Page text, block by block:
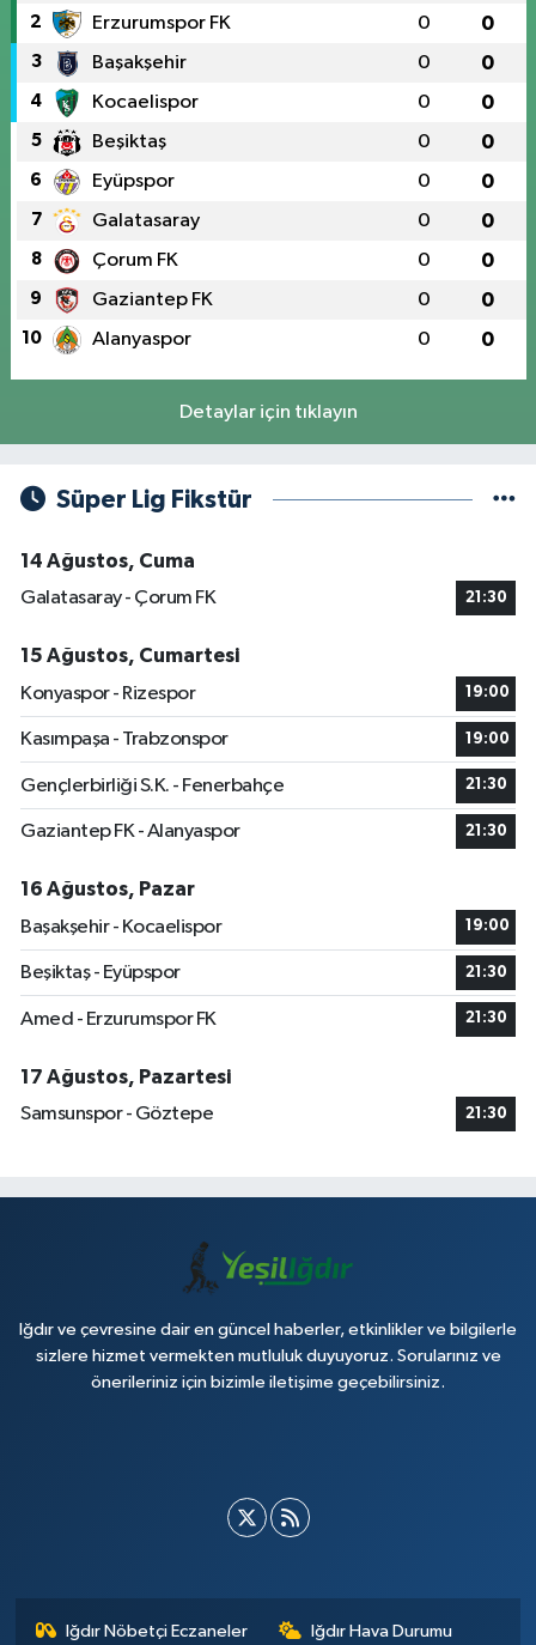
2 Erzurumspor FK 0 0
3 Başakşehir 0 0
4 Kocaelispor 0 0
5 Beşiktaş 0 0
6 Eyüpspor 0 0
7 Galatasaray 0 0
8 Çorum FK 0 0
9 Gaziantep FK 0 0
10 Alanyaspor 0 0
Detaylar için tıklayın
Süper Lig Fikstür
14 Ağustos, Cuma
Galatasaray - Çorum FK
21:30
15 Ağustos, Cumartesi
Konyaspor - Rizespor
19:00
Kasımpaşa - Trabzonspor 19:00
Gençlerbirliği S.K. - Fenerbahçe 21:30
Gaziantep FK - Alanyaspor 21:30
16 Ağustos, Pazar
Başakşehir - Kocaelispor
19:00
Beşiktaş - Eyüpspor 21:30
Amed - Erzurumspor FK 21:30
17 Ağustos, Pazartesi
Samsunspor - Göztepe
21:30
Iğdır ve çevresine dair en güncel haberler, etkinlikler ve bilgilerle
sizlere hizmet vermekten mutluluk duyuyoruz. Sorularınız ve
önerileriniz için bizimle iletişime geçebilirsiniz.
Iğdır Nöbetçi Eczaneler Iğdır Hava Durumu